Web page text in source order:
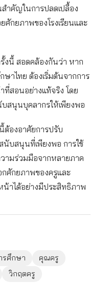
ำคัญในการปลดเปลื้อง
ศักยภาพของโรงเรียนและ
รั้งนี้ สอดคล้องกันว่า หาก
าไทย ต้องเริ่มต้นจากการ
ที่สอนอย่างแท้จริง โดย
สนุนบุคลากรให้เพียงพอ
ต้องอาศัยการปรับ
นับสนุนที่เพียงพอ การใช้
ามร่วมมือจากหลายภาค
ศักยภาพของครูและ
น้าได้อย่างมีประสิทธิภาพ
รศึกษา
คุณครู
วิกฤตครู